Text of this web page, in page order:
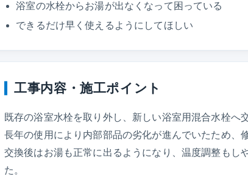
浴室の水栓からお湯が出なくなって困っている
できるだけ早く使えるようにしてほしい
工事内容・施工ポイント
既存の浴室水栓を取り外し、新しい浴室用混合水栓へ
長年の使用により内部部品の劣化が進んでいたため、
交換後はお湯も正常に出るようになり、温度調整もし
た。